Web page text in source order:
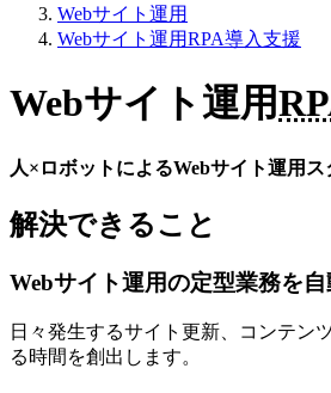
Webサイト運用
Webサイト運用RPA導入支援
Webサイト運用
人×ロボットによるWebサイト運用ス
解決できること
Webサイト運用の定型業務を
日々発生するサイト更新、コンテン
る時間を創出します。